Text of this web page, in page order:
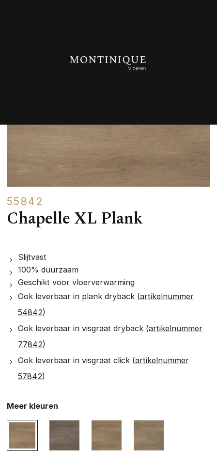
55842
Chapelle XL Plank
Slijtvast
100% duurzaam
Geschikt voor vloerverwarming
Ook leverbaar in plank dryback (artikelnummer
54842)
Ook leverbaar in visgraat dryback (artikelnummer
77842)
Ook leverbaar in visgraat click (artikelnummer
57842)
Meer kleuren